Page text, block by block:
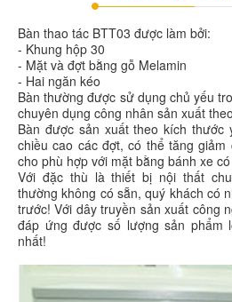
Bàn thao tác BTT03 được làm bởi:
- Khung hộp 30
- Mặt và đợt bằng gỗ Melamin
- Hai ngăn kéo
Bàn thường được sử dụng chủ yếu
chuyên dụng công nhân sản xuất
Bàn được sản xuất theo kích thước
chiều cao các đợt, có thể tăng
cho phù hợp với mặt bằng bánh xe
Với đặc thù là thiết bị nội thất
thường không có sẵn, quý khách có
trước! Với dây truyền sản xuất công
đáp ứng được số lượng sản phẩm
nhất!